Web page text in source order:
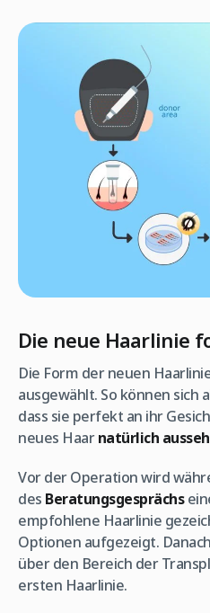
Die neue Haarlinie
Die Form der neuen
ausgewählt. So können sich
dass sie perfekt an ihr
neues Haarnatürlich
Vor der Operation wird
des Beratungsgesprächs
empfohlene Haarlinie
Optionen aufgezeigt.
über den Bereich der
ersten Haarlinie.